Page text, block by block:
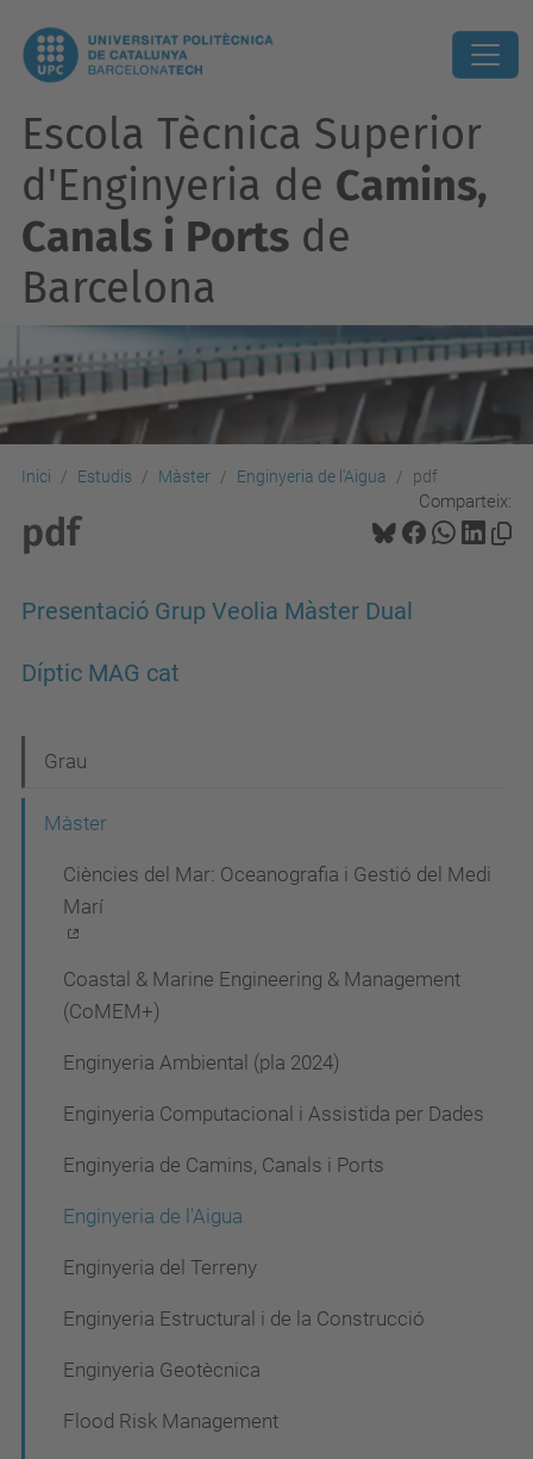
Escola Tècnica Superior
d'Enginyeria de Camins,
Canals i Ports de
Barcelona
Inici Estudis Màster Enginyeria de l'Aigua pdf
Comparteix:
pdf
Presentació Grup Veolia Màster Dual
Díptic MAG cat
a
Grau
Màster
Ciències del Mar: Oceanografia i Gestió del Medi
Marí
Coastal & Marine Engineering & Management
(CoMEM+)
Enginyeria Ambiental (pla 2024)
Enginyeria Computacional i Assistida per Dades
Enginyeria de Camins, Canals i Ports
Enginyeria de l'Aigua
Enginyeria del Terreny
Enginyeria Estructural i de la Construcció
Enginyeria Geotècnica
Flood Risk Management